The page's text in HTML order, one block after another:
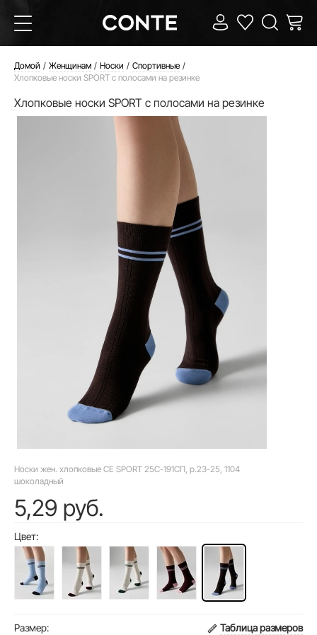
Домой Женщинам Носки
Спортивные
Хлопковые носки SPORT с полосами на резинке
Хлопковые носки SPORT с полосами на резинке
Носки жен. хлопковые CE SPORT 25С-191СП, р.23-25, 1104
шоколадный
5,29 руб.
Цвет:
Размер: Таблица размеров